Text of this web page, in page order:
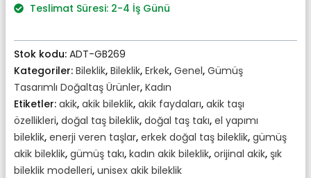
Teslimat Süresi: 2-4 İş Günü
Stok kodu: ADT-GB269
Kategoriler: Bileklik, Bileklik, Erkek, Genel, Gümüş
Tasarımlı Doğaltaş Ürünler, Kadın
Etiketler: akik, akik bileklik, akik faydaları, akik taşı
özellikleri, doğal taş bileklik, doğal taş takı, el yapımı
bileklik, enerji veren taşlar, erkek doğal taş bileklik, gümüş
akik bileklik, gümüş takı, kadın akik bileklik, orijinal akik, şık
bileklik modelleri, unisex akik bileklik